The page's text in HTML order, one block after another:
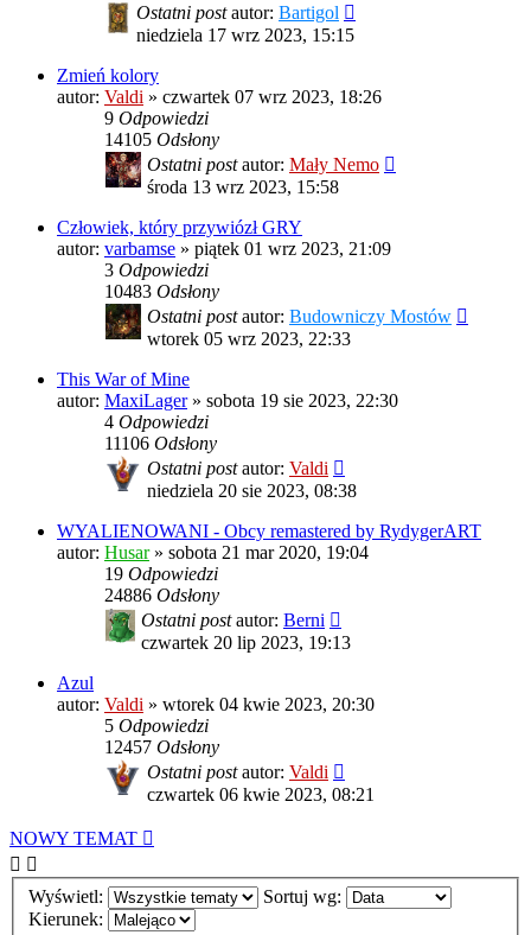
Ostatni postautor: Bartigol
niedziela 17 wrz 2023, 15:15
Zmień kolory
autor: Valdi » czwartek 07 wrz 2023, 18:26
9 Odpowiedzi
14105 Odsłony
Ostatni postautor: Mały Nemo
środa 13 wrz 2023, 15:58
Człowiek, który przywiózł GRY
autor: varbamse » piątek 01 wrz 2023, 21:09
3 Odpowiedzi
10483 Odsłony
Ostatni postautor: Budowniczy Mostów
wtorek 05 wrz 2023, 22:33
This War of Mine
autor: MaxiLager» sobota 19 sie 2023, 22:30
4 Odpowiedzi
11106 Odsłony
Ostatni postautor: Valdi
niedziela 20 sie 2023, 08:38
WYALIENOWANI - Obcy remastered by RydygerART
autor: Husar» sobota 21 mar 2020, 19:04
19 Odpowiedzi
24886 Odsłony
Ostatni postautor: Berni
czwartek 20 lip 2023, 19:13
Azul
autor: Valdi » wtorek 04 kwie 2023, 20:30
5 Odpowiedzi
12457 Odsłony
Ostatni postautor: Valdi
czwartek 06 kwie 2023, 08:21
NOWY TEMAT
Wyświetl:
Sortuj wg:
Kierunek: